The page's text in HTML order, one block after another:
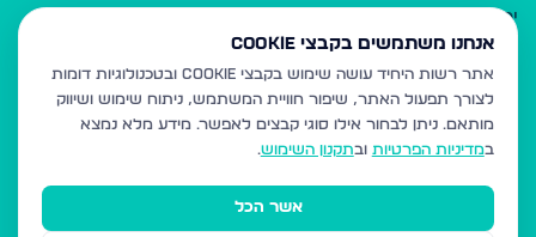
ירושלים
אלעד
גבעת זאב
בית שמש
רכסים
מודיעין עילית
אנחנו משתמשים בקבצי Cookie
אתר רשות היחיד עושה שימוש בקבצי Cookie ובטכנולוגיות דומות
לצורך תפעול האתר, שיפור חוויית המשתמש, ניתוח שימוש ושיווק
מותאם. ניתן לבחור אילו סוגי קבצים לאפשר. מידע מלא נמצא
במדיניות הפרטיות ובתקנון השימוש.
אשר הכל